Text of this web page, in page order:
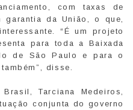
com taxas de
da União, o que,
“É um projeto
para toda a Baixada
de São Paulo e para o
disse.
Tarciana Medeiros,
conjunta do governo